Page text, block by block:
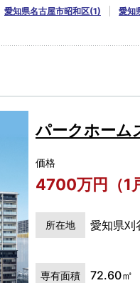
愛知県名古屋市昭和区(1)
愛知
パークホーム
価格
4700万円（1
所在地 愛知県刈
専有面積 72.60㎡